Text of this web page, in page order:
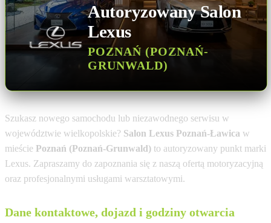
Autoryzowany Salon
Lexus
POZNAŃ (POZNAŃ-
GRUNWALD)
Szukasz nowego samochodu lub niezawodnego serwisu w
województwie wielkopolskie? Salon Lexus Poznań-Ławica w
mieście Poznań (Poznań-Grunwald) to autoryzowany punkt marki
Lexus. Zapraszamy do zapoznania się z naszą ofertą motoryzacyjną
oraz profesjonalnymi usługami warsztatowymi.
Dane kontaktowe, dojazd i godziny otwarcia